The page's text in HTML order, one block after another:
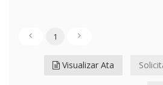
1
Visualizar Ata